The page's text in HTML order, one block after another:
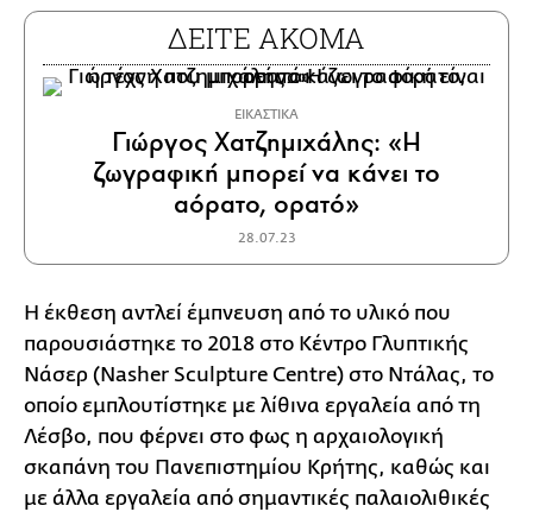
ΔΕΙΤΕ ΑΚΟΜΑ
ΕΙΚΑΣΤΙΚΑ
Γιώργος Χατζημιχάλης: «H
ζωγραφική μπορεί να κάνει το
αόρατο, ορατό»
28.07.23
Η έκθεση αντλεί έμπνευση από το υλικό που
παρουσιάστηκε το 2018 στο Κέντρο Γλυπτικής
Νάσερ (Nasher Sculpture Centre) στο Ντάλας, το
οποίο εμπλουτίστηκε με λίθινα εργαλεία από τη
Λέσβο, που φέρνει στο φως η αρχαιολογική
σκαπάνη του Πανεπιστημίου Κρήτης, καθώς και
με άλλα εργαλεία από σημαντικές παλαιολιθικές